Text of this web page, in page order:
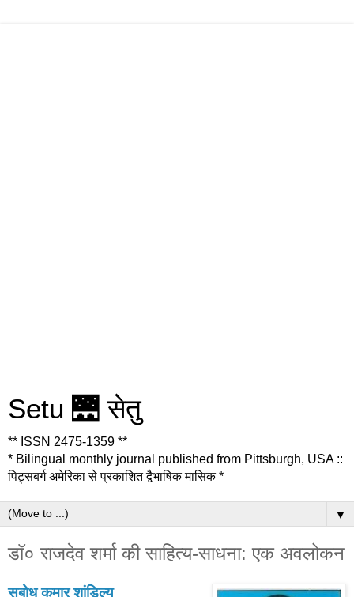
Setu 🌉 सेतु
** ISSN 2475-1359 **
* Bilingual monthly journal published from Pittsburgh, USA ::
पिट्सबर्ग अमेरिका से प्रकाशित द्वैभाषिक मासिक *
▼
डॉ० राजदेव शर्मा की साहित्य-साधना: एक अवलोकन
सुबोध कुमार शांडिल्य